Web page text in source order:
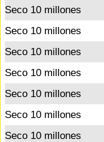
Seco 10 millones
Seco 10 millones
Seco 10 millones
Seco 10 millones
Seco 10 millones
Seco 10 millones
Seco 10 millones